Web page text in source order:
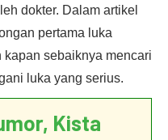
dokter. Dalam artikel
pertama luka
sebaiknya mencari
luka yang serius.
Kista